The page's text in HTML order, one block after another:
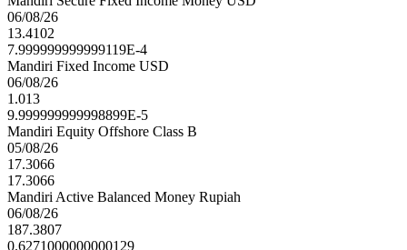
06/08/26
13.4102
7.999999999999119E-4
Mandiri Fixed Income USD
06/08/26
1.013
9.999999999998899E-5
Mandiri Equity Offshore Class B
05/08/26
17.3066
17.3066
Mandiri Active Balanced Money Rupiah
06/08/26
187.3807
0.6271000000000129